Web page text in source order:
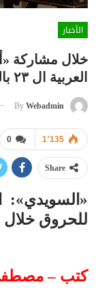
الأخبار
خلال مشاركة
العربية ال ٢٣ بالقاهرة
By Webadmin
0 1٬135
Share
«السويدي»:
للحروق خلال
كتب –